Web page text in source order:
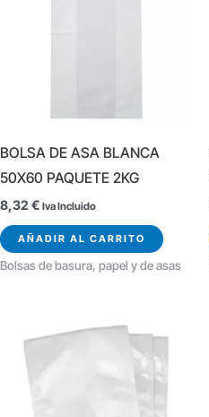
BOLSA DE ASA BLANCA
50X60 PAQUETE 2KG
8,32 € Iva Incluido
AÑADIR AL CARRITO
Bolsas de basura, papel y de asas